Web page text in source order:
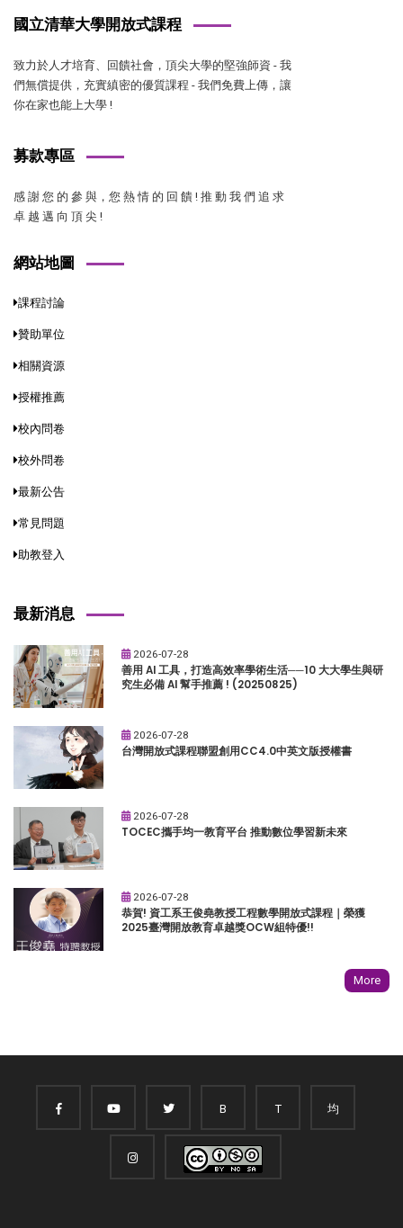
國立清華大學開放式課程
致力於人才培育、回饋社會，頂尖大學的堅強師資 - 我
們無償提供，充實縝密的優質課程 - 我們免費上傳，讓
你在家也能上大學 !
募款專區
感 謝 您 的 參 與，您 熱 情 的 回 饋 ! 推 動 我 們 追 求
卓 越 邁 向 頂 尖 !
網站地圖
課程討論
贊助單位
相關資源
授權推薦
校內問卷
校外問卷
最新公告
常見問題
助教登入
最新消息
2026-07-28
善用 AI 工具，打造高效率學術生活──10 大大學生與研
究生必備 AI 幫手推薦 ! (20250825)
2026-07-28
台灣開放式課程聯盟創用CC4.0中英文版授權書
2026-07-28
TOCEC攜手均一教育平台 推動數位學習新未來
2026-07-28
恭賀! 資工系王俊堯教授工程數學開放式課程｜榮獲
2025臺灣開放教育卓越獎OCW組特優!!
More
B T 均